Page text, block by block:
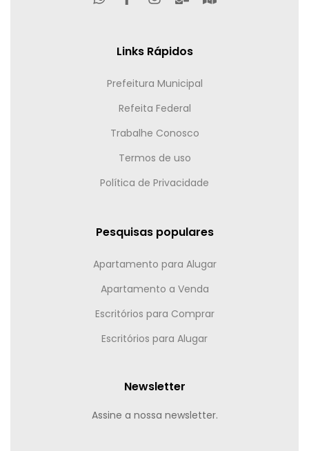
Links Rápidos
Prefeitura Municipal
Refeita Federal
Trabalhe Conosco
Termos de uso
Política de Privacidade
Pesquisas populares
Apartamento para Alugar
Apartamento a Venda
Escritórios para Comprar
Escritórios para Alugar
Newsletter
Assine a nossa newsletter.